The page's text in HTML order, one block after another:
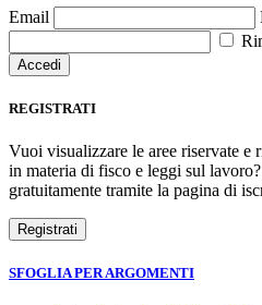
Email
REGISTRATI
Vuoi visualizzare le aree riservate e
in materia di fisco e leggi sul
gratuitamente tramite la pagina di
SFOGLIA PER ARGOMENTI